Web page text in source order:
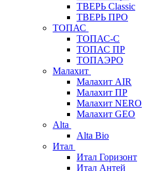
ТВЕРЬ Classic
ТВЕРЬ ПРО
ТОПАС
ТОПАС-С
ТОПАС ПР
ТОПАЭРО
Малахит
Малахит AIR
Малахит ПР
Малахит NERO
Малахит GEO
Alta
Alta Bio
Итал
Итал Горизонт
Итал Антей